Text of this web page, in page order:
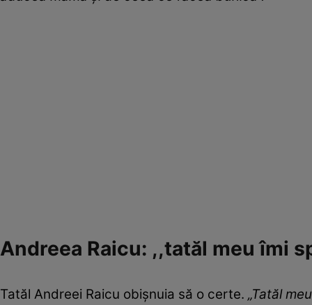
Andreea Raicu: ,,tatăl meu îmi
Tatăl Andreei Raicu obișnuia să o certe. „Tatăl